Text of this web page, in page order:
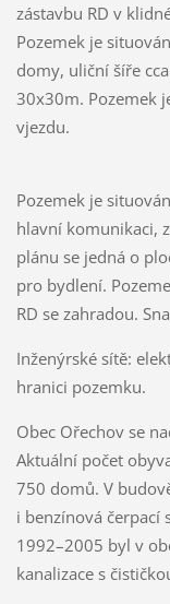
zástavbu RD v
Pozemek je
domy, uliční šíře
30x30m. Pozemek
vjezdu.
Pozemek je
hlavní komunikaci,
plánu se jedná o
pro bydlení.
RD se zahradou.
Inženýrské sítě:
hranici pozemku.
Obec Ořechov se
Aktuální počet
750 domů. V
i benzínová čerpací
1992–2005 byl v
kanalizace s